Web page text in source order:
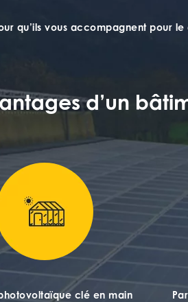
qu’ils vous accompagnent pour
d’un
clé en main